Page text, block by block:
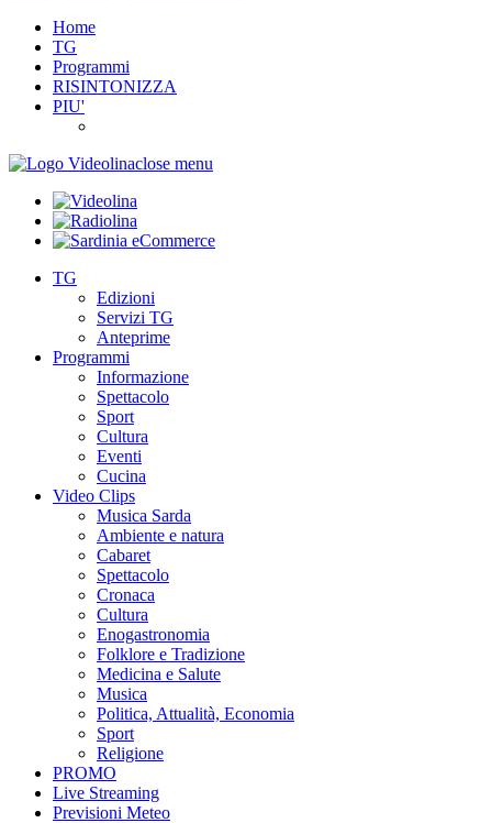
Home
TG
Programmi
RISINTONIZZA
PIU'
close menu
TG
Edizioni
Servizi TG
Anteprime
Programmi
Informazione
Spettacolo
Sport
Cultura
Eventi
Cucina
Video Clips
Musica Sarda
Ambiente e natura
Cabaret
Spettacolo
Cronaca
Cultura
Enogastronomia
Folklore e Tradizione
Medicina e Salute
Musica
Politica, Attualità, Economia
Sport
Religione
PROMO
Live Streaming
Previsioni Meteo